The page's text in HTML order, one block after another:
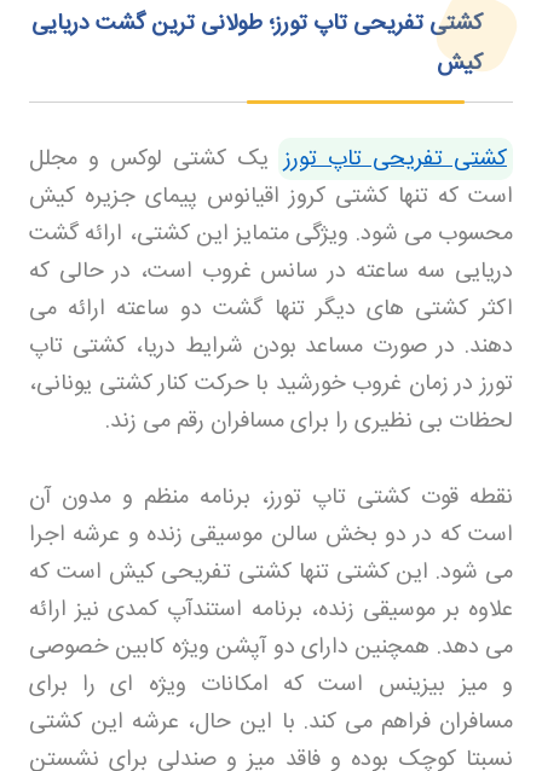
کشتی تفریحی تاپ تورز؛ طولانی‌ ترین گشت دریایی
کیش
کشتی تفریحی تاپ تورز یک کشتی لوکس و مجلل
است که تنها کشتی کروز اقیانوس پیمای جزیره کیش
محسوب می شود. ویژگی متمایز این کشتی، ارائه گشت
دریایی سه ساعته در سانس غروب است، در حالی که
اکثر کشتی های دیگر تنها گشت دو ساعته ارائه می
دهند. در صورت مساعد بودن شرایط دریا، کشتی تاپ
تورز در زمان غروب خورشید با حرکت کنار کشتی یونانی،
لحظات بی نظیری را برای مسافران رقم می زند.
نقطه قوت کشتی تاپ تورز، برنامه منظم و مدون آن
است که در دو بخش سالن موسیقی زنده و عرشه اجرا
می شود. این کشتی تنها کشتی تفریحی کیش است که
علاوه بر موسیقی زنده، برنامه استندآپ کمدی نیز ارائه
می دهد. همچنین دارای دو آپشن ویژه کابین خصوصی
و میز بیزینس است که امکانات ویژه ای را برای
مسافران فراهم می کند. با این حال، عرشه این کشتی
نسبتا کوچک بوده و فاقد میز و صندلی برای نشستن